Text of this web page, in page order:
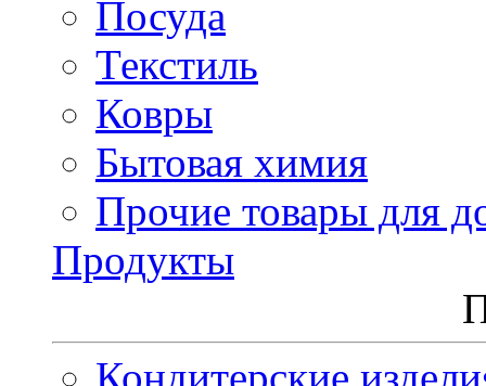
Посуда
Текстиль
Ковры
Бытовая химия
Прочие товары для
Продукты
Кондитерские